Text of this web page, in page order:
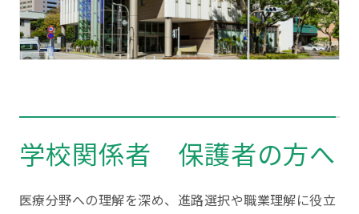
学校関係者 保護者の方へ
医療分野への理解を深め、進路選択や職業理解に役立